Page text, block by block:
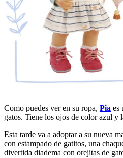
Como puedes ver en su ropa, Pia es
gatos. Tiene los ojos de color azul y
Esta tarde va a adoptar a su nueva
con estampado de gatitos, una
divertida diadema con orejitas de